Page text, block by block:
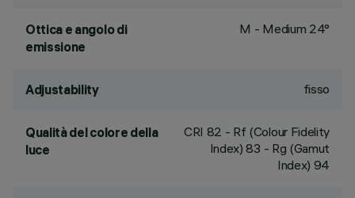
Ottica e angolo di
emissione
M - Medium 24°
Adjustability fisso
Qualità del colore della
luce
CRI 82 - Rf (Colour Fidelity
Index) 83 - Rg (Gamut
Index) 94